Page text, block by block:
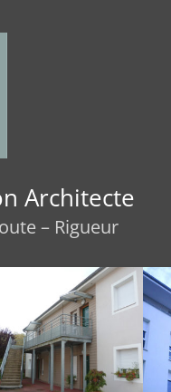
Architecte
– Rigueur